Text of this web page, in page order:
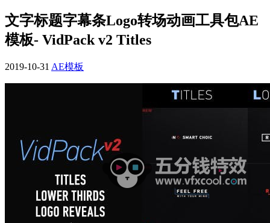
文字标题字幕条Logo转场动画工具包AE
模板- VidPack v2 Titles
2019-10-31 AE模板